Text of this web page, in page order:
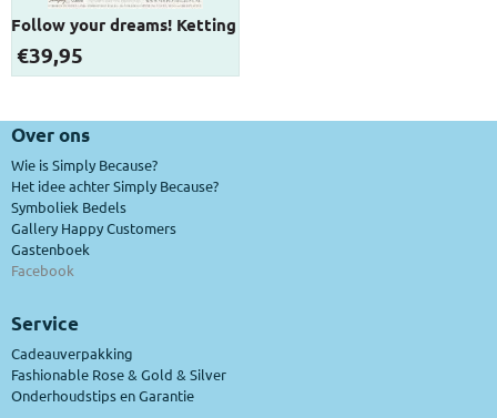
Follow your dreams! Ketting
€39,95
Over ons
Wie is Simply Because?
Het idee achter Simply Because?
Symboliek Bedels
Gallery Happy Customers
Gastenboek
Facebook
Service
Cadeauverpakking
Fashionable Rose & Gold & Silver
Onderhoudstips en Garantie